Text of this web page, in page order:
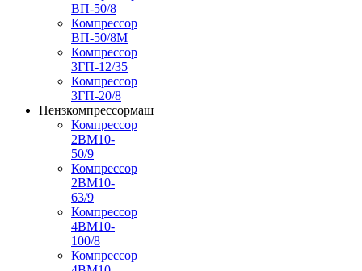
ВП-50/8
Компрессор
ВП-50/8М
Компрессор
3ГП-12/35
Компрессор
3ГП-20/8
Пензкомпрессормаш
Компрессор
2ВМ10-
50/9
Компрессор
2ВМ10-
63/9
Компрессор
4ВМ10-
100/8
Компрессор